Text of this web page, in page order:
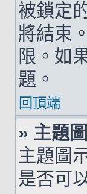
被鎖定
將結束
限。如
題。
回頂端
» 主題
主題圖
是否可